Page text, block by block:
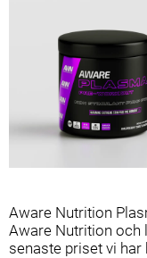
Aware Nutrition
Aware Nutrition och
senaste priset vi har